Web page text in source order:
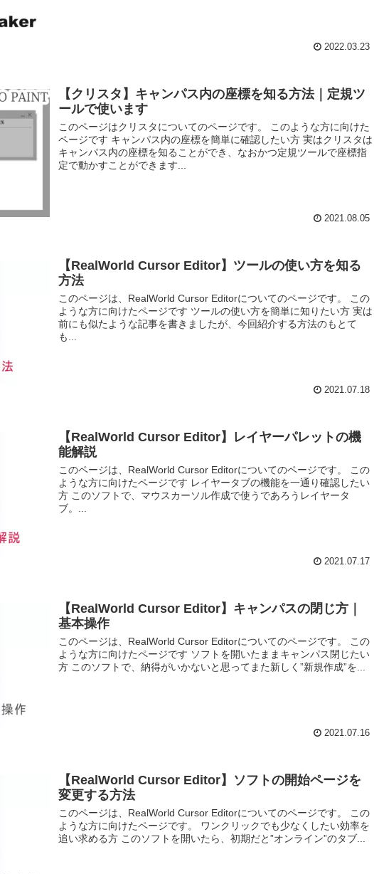
2022.03.23
【クリスタ】キャンパス内の座標を知る方法｜定規ツ
ールで使います
このページはクリスタについてのページです。 このような方に向けた
ページです キャンパス内の座標を簡単に確認したい方 実はクリスタは
キャンパス内の座標を知ることができ、なおかつ定規ツールで座標指
定で動かすことができます...
2021.08.05
【RealWorld Cursor Editor】ツールの使い方を知る
方法
このページは、RealWorld Cursor Editorについてのページです。 この
ような方に向けたページです ツールの使い方を簡単に知りたい方 実は
前にも似たような記事を書きましたが、今回紹介する方法のもとて
も...
2021.07.18
【RealWorld Cursor Editor】レイヤーパレットの機
能解説
このページは、RealWorld Cursor Editorについてのページです。 この
ような方に向けたページです レイヤータブの機能を一通り確認したい
方 このソフトで、マウスカーソル作成で使うであろうレイヤータ
ブ。...
2021.07.17
【RealWorld Cursor Editor】キャンパスの閉じ方｜
基本操作
このページは、RealWorld Cursor Editorについてのページです。 この
ような方に向けたページです ソフトを開いたままキャンパス閉じたい
方 このソフトで、納得がいかないと思ってまた新しく”新規作成”を...
2021.07.16
【RealWorld Cursor Editor】ソフトの開始ページを
変更する方法
このページは、RealWorld Cursor Editorについてのページです。 この
ような方に向けたページです。 ワンクリックでも少なくしたい効率を
追い求める方 このソフトを開いたら、初期だと”オンライン”のタブ...